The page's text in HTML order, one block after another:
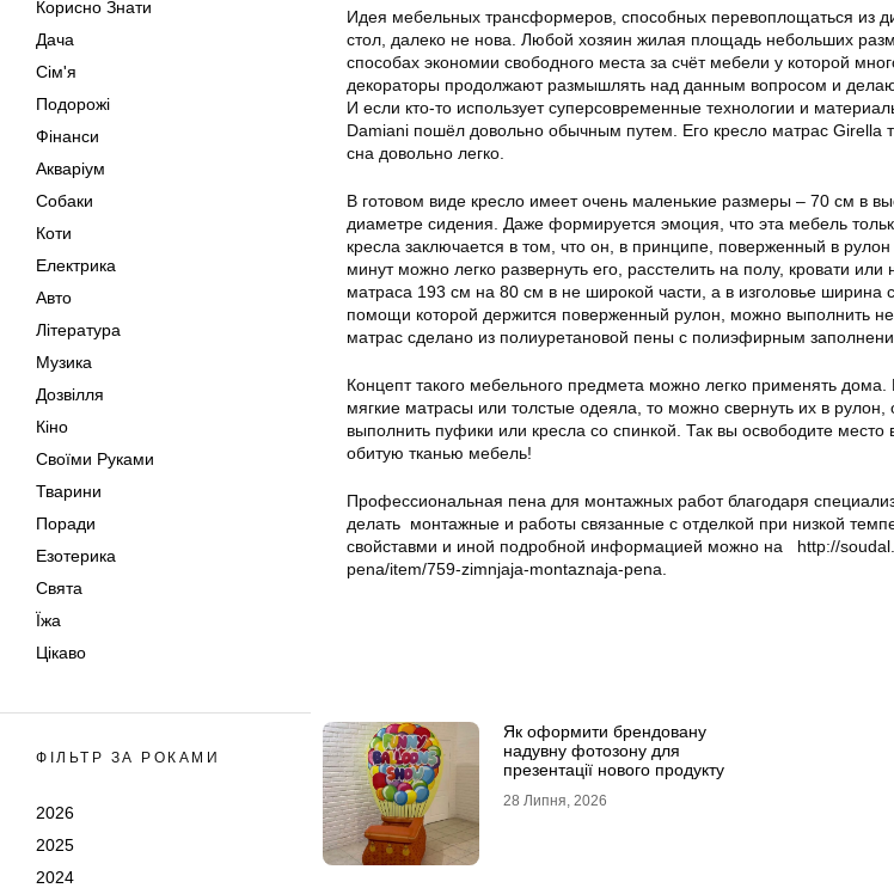
Корисно Знати
Дача
Сім'я
Подорожі
Фінанси
Акваріум
Собаки
Коти
Електрика
Авто
Література
Музика
Дозвілля
Кіно
Своїми Руками
Тварини
Поради
Езотерика
Свята
Їжа
Цікаво
ФІЛЬТР ЗА РОКАМИ
2026
2025
2024
Идея мебельных трансформеров, способных перевоплощаться из
стол, далеко не нова. Любой хозяин жилая площадь небольших
способах экономии свободного места за счёт мебели у которой
декораторы продолжают размышлять над данным вопросом и
И если кто-то использует суперсовременные технологии и
Damiani пошёл довольно обычным путем. Его кресло матрас Girella
сна довольно легко.
В готовом виде кресло имеет очень маленькие размеры – 70 см в
диаметре сидения. Даже формируется эмоция, что эта мебель
кресла заключается в том, что он, в принципе, поверженный в
минут можно легко развернуть его, расстелить на полу, кровати
матраса 193 см на 80 см в не широкой части, а в изголовье ширина
помощи которой держится поверженный рулон, можно выполнить
матрас сделано из полиуретановой пены с полиэфирным
Концепт такого мебельного предмета можно легко применять дома.
мягкие матрасы или толстые одеяла, то можно свернуть их в рулон,
выполнить пуфики или кресла со спинкой. Так вы освободите
обитую тканью мебель!
Профессиональная пена для монтажных работ благодаря
делать монтажные и работы связанные с отделкой при низкой
свойставми и иной подробной информацией можно на http://
pena/item/759-zimnjaja-montaznaja-pena.
Як оформити брендовану
надувну фотозону для
презентації нового продукту
28 Липня, 2026